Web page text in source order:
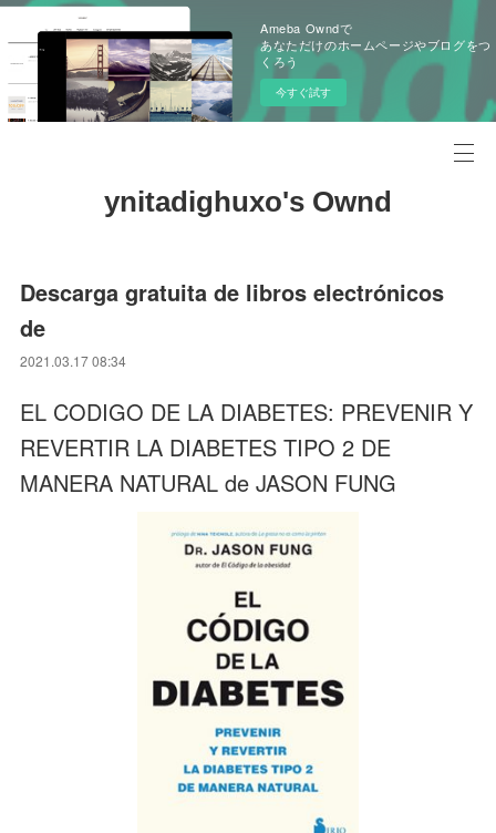
Ameba Owndで
あなただけのホームページやブログをつ
くろう
今すぐ試す
ynitadighuxo's Ownd
Descarga gratuita de libros electrónicos
de
2021.03.17 08:34
EL CODIGO DE LA DIABETES: PREVENIR Y
REVERTIR LA DIABETES TIPO 2 DE
MANERA NATURAL de JASON FUNG